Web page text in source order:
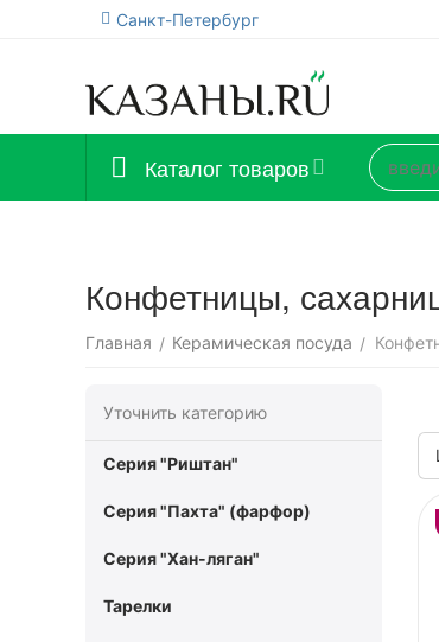
Санкт-Петербург
Каталог товаров
Конфетницы,
Главная / Керамическая посуда /
Уточнить категорию
Серия "Риштан"
Серия "Пахта" (фарфор)
Серия "Хан-ляган"
Тарелки